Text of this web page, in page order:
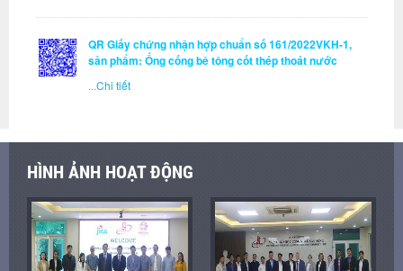
QR Giấy chứng nhận hợp chuẩn số 161/2022VKH-1,
sản phẩm: Ống cống bê tông cốt thép thoát nước
Chi tiết
HÌNH ẢNH HOẠT ĐỘNG